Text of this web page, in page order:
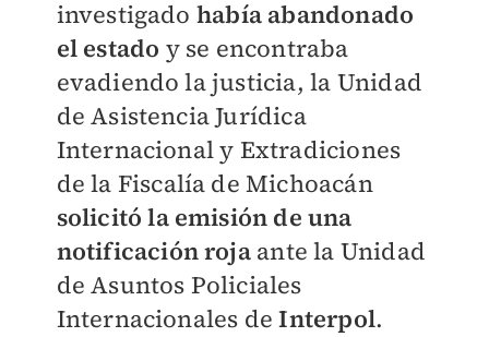
investigado había abandonado
el estado y se encontraba
evadiendo la justicia, la Unidad
de Asistencia Jurídica
Internacional y Extradiciones
de la Fiscalía de Michoacán
solicitó la emisión de una
notificación rojaante la Unidad
de Asuntos Policiales
Internacionales deInterpol.